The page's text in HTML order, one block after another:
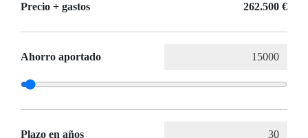
Precio + gastos 262.500 €
Ahorro aportado
Plazo en años